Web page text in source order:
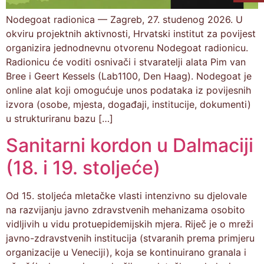
Nodegoat radionica — Zagreb, 27. studenog 2026. U
okviru projektnih aktivnosti, Hrvatski institut za povijest
organizira jednodnevnu otvorenu Nodegoat radionicu.
Radionicu će voditi osnivači i stvaratelji alata Pim van
Bree i Geert Kessels (Lab1100, Den Haag). Nodegoat je
online alat koji omogućuje unos podataka iz povijesnih
izvora (osobe, mjesta, događaji, institucije, dokumenti)
u strukturiranu bazu […]
Sanitarni kordon u Dalmaciji
(18. i 19. stoljeće)
Od 15. stoljeća mletačke vlasti intenzivno su djelovale
na razvijanju javno zdravstvenih mehanizama osobito
vidljivih u vidu protuepidemijskih mjera. Riječ je o mreži
javno-zdravstvenih institucija (stvaranih prema primjeru
organizacije u Veneciji), koja se kontinuirano granala i